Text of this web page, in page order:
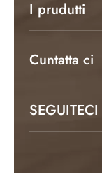
I prudutti
Cuntatta ci
SEGUITECI